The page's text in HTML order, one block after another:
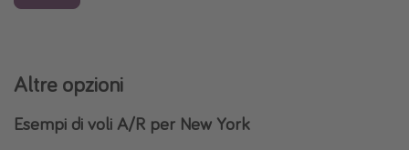
Altre opzioni
Esempi di voli A/R per New York